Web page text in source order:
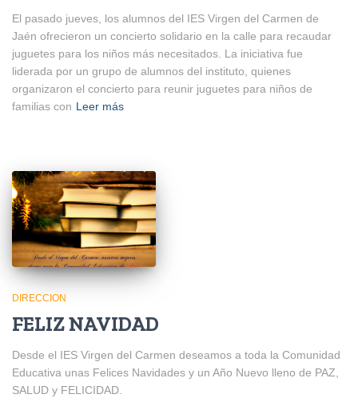
El pasado jueves, los alumnos del IES Virgen del Carmen de
Jaén ofrecieron un concierto solidario en la calle para recaudar
juguetes para los niños más necesitados. La iniciativa fue
liderada por un grupo de alumnos del instituto, quienes
organizaron el concierto para reunir juguetes para niños de
familias con Leer más
DIRECCION
FELIZ NAVIDAD
Desde el IES Virgen del Carmen deseamos a toda la Comunidad
Educativa unas Felices Navidades y un Año Nuevo lleno de PAZ,
SALUD y FELICIDAD.